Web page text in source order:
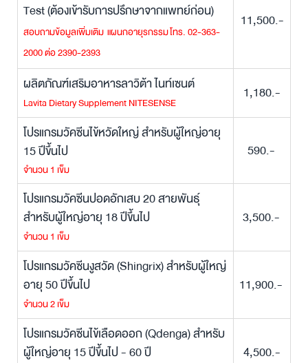
Test (ต้องเข้ารับการปรึกษาจากแพทย์ก่อน)
สอบถามข้อมูลเพิ่มเติม แผนกอายุรกรรม โทร. 02-363-
2000 ต่อ 2390-2393
11,500.-
ผลิตภัณฑ์เสริมอาหารลาวิต้า ไนท์เซนต์
Lavita Dietary Supplement NITESENSE
1,180.-
โปรแกรมวัคซีนไข้หวัดใหญ่ สำหรับผู้ใหญ่อายุ
15 ปีขึ้นไป
จำนวน 1 เข็ม
590.-
โปรแกรมวัคซีนปอดอักเสบ 20 สายพันธุ์
สำหรับผู้ใหญ่อายุ 18 ปีขึ้นไป
จำนวน 1 เข็ม
3,500.-
โปรแกรมวัคซีนงูสวัด (Shingrix) สำหรับผู้ใหญ่
อายุ 50 ปีขึ้นไป
จำนวน 2 เข็ม
11,900.-
โปรแกรมวัคซีนไข้เลือดออก (Qdenga) สำหรับ
ผู้ใหญ่อายุ 15 ปีขึ้นไป - 60 ปี
4,500.-